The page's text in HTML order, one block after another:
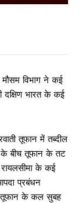
विभाग ने कई
दक्षिण भारत के कई
तूफान में तब्दील
के बीच तूफान के तट
के कई
प्रबंधन
“तूफान के कल सुबह